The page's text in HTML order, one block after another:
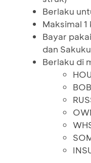
Berlaku
Maksimal
Bayar
dan Sakuku
Berlaku di